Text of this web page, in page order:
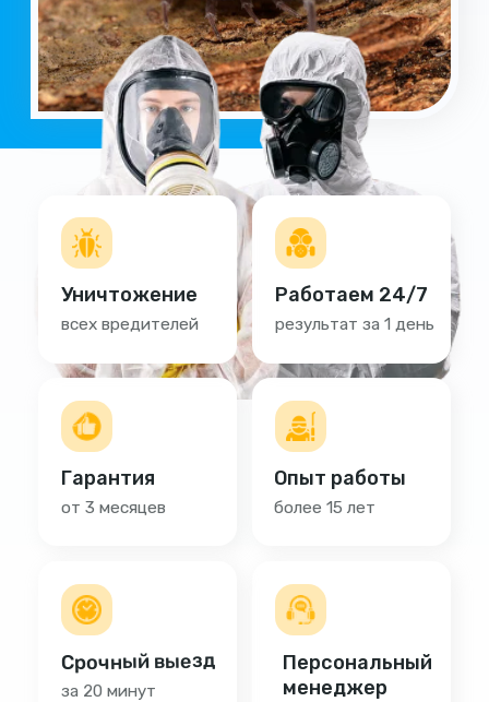
Гарантия
от 3 месяцев более 15 лет
Опыт работы
Персональный
менеджер
результат за 1 день
всех вредителей
Срочный выезд
за 20 минут